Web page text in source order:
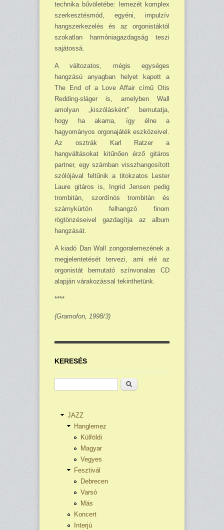
technika bűvöletébe: lemezét komplex
szerkesztésmód, egyéni, impulzív
hangszerkezelés és az orgonistáktól
szokatlan har­móniagazdagság teszi
sajátossá.
A változatos, mégis egységes
hangzású anyagban helyet kapott a
The End of a Love Affair című Otis
Redding-sláger is, amelyben Wall
amolyan „kiszólásként" bemutatja,
hogy ha akar­na, így élne a
hagyományos orgonajáték eszközeivel.
Az osztrák Karl Ratzer a
hangváltásokat kitűnően érző gitáros
partner, egy számban visszhangosított
szólójával feltűnik a titokzatos Lester
Laure gitáros is, Ingrid Jensen pedig
trombitán, szordínós trombitán és
szárnykürtön felhangzó finom
rögtönzéseivel gazdagítja az album
hangzását.
A kiadó Dan Wall zongoralemezének a
megjelentetését tervezi, ami elé az
orgonistát bemutató színvonalas CD
alapján várakozással tekinthetünk.
****
(Gramofon, 1998/3)
KERESÉS
Keresés
JAZZ
Hanglemez
Külföldi
Magyar
Vegyes
Fesztivál
Debrecen
Varsó
Más
Koncert
Interjú